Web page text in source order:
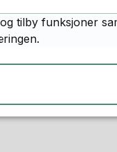
tilby funksjoner